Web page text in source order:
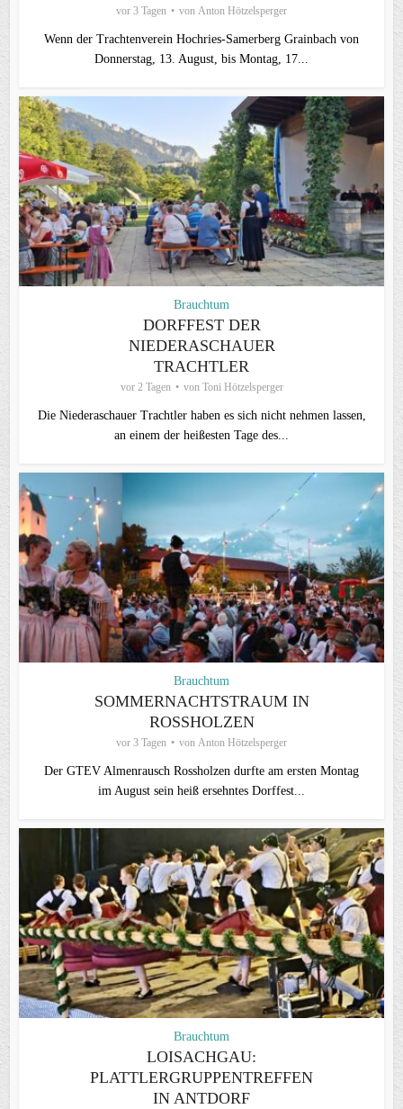
vor 3 Tagen von Anton Hötzelsperger
Wenn der Trachtenverein Hochries-Samerberg Grainbach von
Donnerstag, 13. August, bis Montag, 17...
Brauchtum
DORFFEST DER
NIEDERASCHAUER
TRACHTLER
vor 2 Tagen von Toni Hötzelsperger
Die Niederaschauer Trachtler haben es sich nicht nehmen lassen,
an einem der heißesten Tage des...
Brauchtum
SOMMERNACHTSTRAUM IN
ROSSHOLZEN
vor 3 Tagen von Anton Hötzelsperger
Der GTEV Almenrausch Rossholzen durfte am ersten Montag
im August sein heiß ersehntes Dorffest...
Brauchtum
LOISACHGAU:
PLATTLERGRUPPENTREFFEN
IN ANTDORF